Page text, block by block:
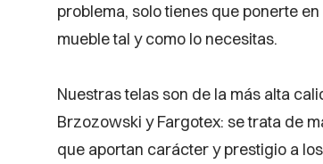
problema, solo tienes que ponerte
mueble tal y como lo necesitas.
Nuestras telas son de la más alta
Brzozowski y Fargotex: se trata de
que aportan carácter y prestigio a